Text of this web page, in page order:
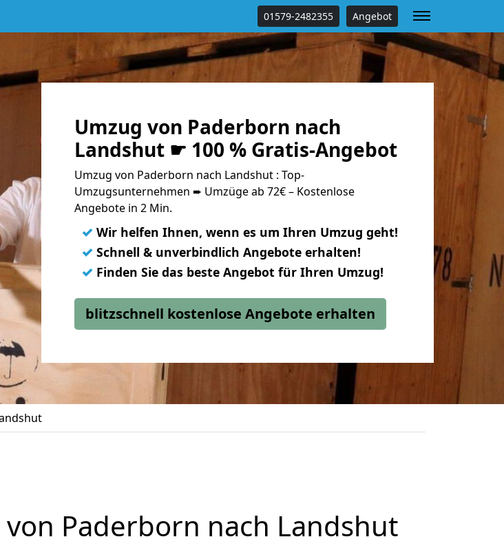
01579-2482355 Angebot
Umzug von Paderborn nach
Landshut ☛ 100 % Gratis-Angebot
Umzug von Paderborn nach Landshut : Top-
Umzugsunternehmen ➨ Umzüge ab 72€ – Kostenlose
Angebote in 2 Min.
✓ Wir helfen Ihnen, wenn es um Ihren Umzug geht!
✓ Schnell & unverbindlich Angebote erhalten!
✓ Finden Sie das beste Angebot für Ihren Umzug!
blitzschnell kostenlose Angebote erhalten
Paderborn nach Landshut